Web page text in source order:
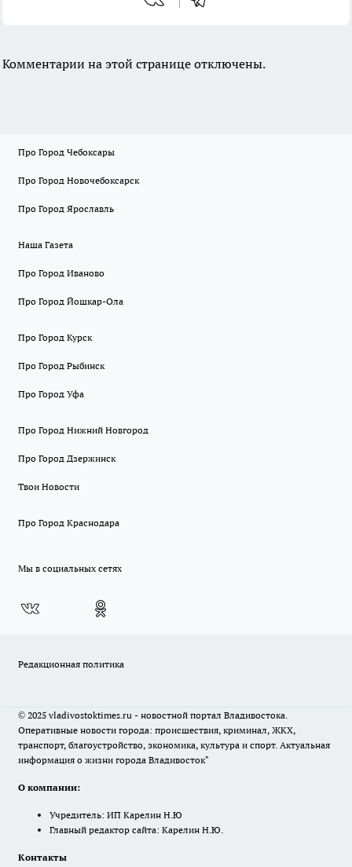
Комментарии на этой странице отключены.
Про Город Чебоксары
Про Город Новочебоксарск
Про Город Ярославль
Наша Газета
Про Город Иваново
Про Город Йошкар-Ола
Про Город Курск
Про Город Рыбинск
Про Город Уфа
Про Город Нижний Новгород
Про Город Дзержинск
Твои Новости
Про Город Краснодара
Мы в социальных сетях
Редакционная политика
© 2025 vladivostoktimes.ru - новостной портал Владивостока.
Оперативные новости города: происшествия, криминал, ЖКХ,
транспорт, благоустройство, экономика, культура и спорт. Актуальная
информация о жизни города Владивосток"
О компании:
Учредитель: ИП Карелин Н.Ю
Главный редактор сайта: Карелин Н.Ю.
Контакты